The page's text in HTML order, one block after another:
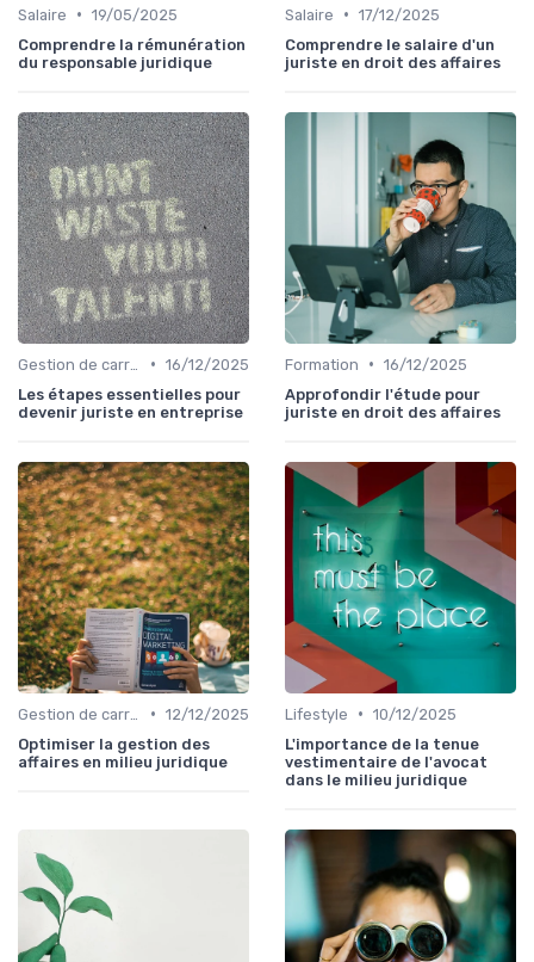
Salaire • 19/05/2025
Comprendre la rémunération
du responsable juridique
Salaire • 17/12/2025
Comprendre le salaire d'un
juriste en droit des affaires
• 16/12/2025
Les étapes essentielles pour
devenir juriste en entreprise
Formation • 16/12/2025
Approfondir l'étude pour
juriste en droit des affaires
• 12/12/2025
Optimiser la gestion des
affaires en milieu juridique
Lifestyle • 10/12/2025
L'importance de la tenue
vestimentaire de l'avocat
dans le milieu juridique